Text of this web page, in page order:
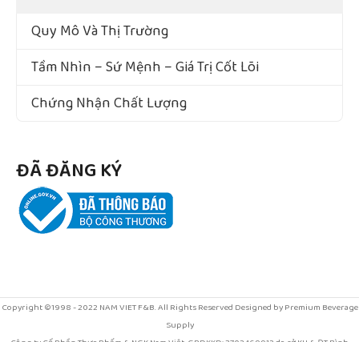
Quy Mô Và Thị Trường
Tầm Nhìn – Sứ Mệnh – Giá Trị Cốt Lõi
Chứng Nhận Chất Lượng
ĐÃ ĐĂNG KÝ
Copyright ©1998 - 2022 NAM VIET F&B. All Rights Reserved Designed by Premium Beverage
Supply